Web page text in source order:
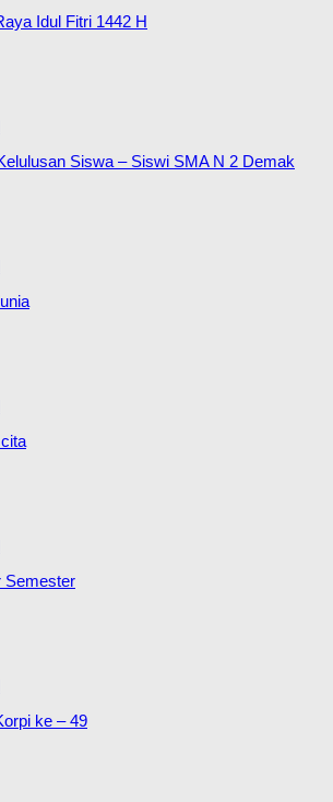
Idul Fitri 1442 H
Siswa – Siswi SMA N 2 Demak
Semester
ke – 49